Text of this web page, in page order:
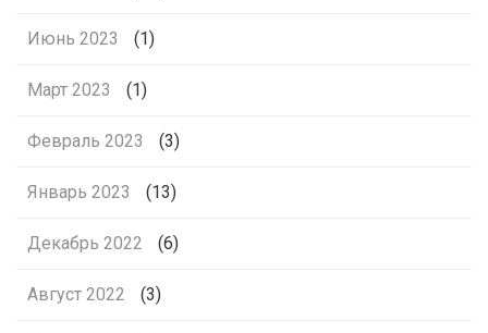
Июнь 2023 (1)
Март 2023 (1)
Февраль 2023 (3)
Январь 2023 (13)
Декабрь 2022 (6)
Август 2022 (3)